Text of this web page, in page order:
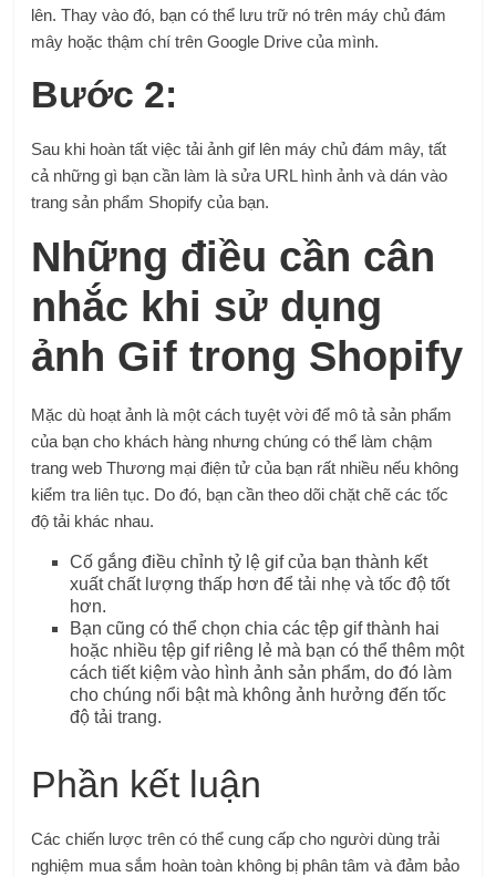
lên. Thay vào đó, bạn có thể lưu trữ nó trên máy chủ đám
mây hoặc thậm chí trên Google Drive của mình.
Bước 2:
Sau khi hoàn tất việc tải ảnh gif lên máy chủ đám mây, tất
cả những gì bạn cần làm là sửa URL hình ảnh và dán vào
trang sản phẩm Shopify của bạn.
Những điều cần cân
nhắc khi sử dụng
ảnh Gif trong Shopify
Mặc dù hoạt ảnh là một cách tuyệt vời để mô tả sản phẩm
của bạn cho khách hàng nhưng chúng có thể làm chậm
trang web Thương mại điện tử của bạn rất nhiều nếu không
kiểm tra liên tục. Do đó, bạn cần theo dõi chặt chẽ các tốc
độ tải khác nhau.
Cố gắng điều chỉnh tỷ lệ gif của bạn thành kết
xuất chất lượng thấp hơn để tải nhẹ và tốc độ tốt
hơn.
Bạn cũng có thể chọn chia các tệp gif thành hai
hoặc nhiều tệp gif riêng lẻ mà bạn có thể thêm một
cách tiết kiệm vào hình ảnh sản phẩm, do đó làm
cho chúng nổi bật mà không ảnh hưởng đến tốc
độ tải trang.
Phần kết luận
Các chiến lược trên có thể cung cấp cho người dùng trải
nghiệm mua sắm hoàn toàn không bị phân tâm và đảm bảo